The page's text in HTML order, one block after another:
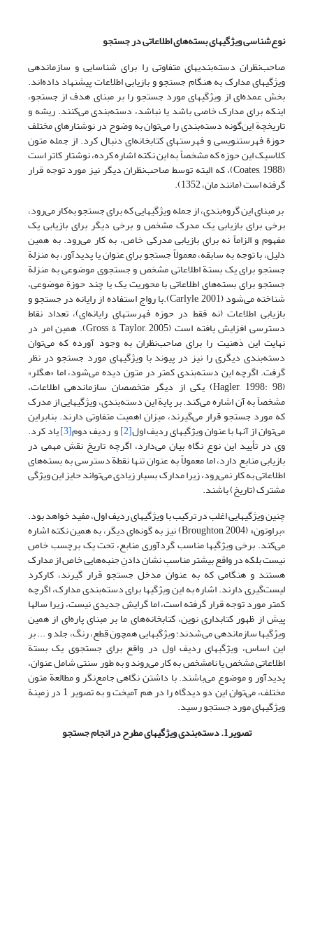
نوع‌شناسی ویژگیهای بسته‌های اطلاعاتی در جستجو
صاحب‌نظران دسته‌بندیهای متفاوتی را برای شناسایی و سازماندهی
ویژگیهای مدارک به هنگام جستجو و بازیابی اطلاعات پیشنهاد داده‌اند.
بخش عمده‌ای از ویژگیهای مورد جستجو را بر مبنای هدف از جستجو،
اینکه برای مدارک خاصی باشد یا نباشد، دسته‌بندی می‌کنند. ریشه و
تاریخچة این‌گونه دسته‌بندی را می‌توان به وضوح در نوشتارهای مختلف
حوزة فهرستنویسی و فهرستهای کتابخانه‌ای دنبال کرد. از جمله متون
کلاسیک این حوزه که مشخصاً به این نکته اشاره کرده، نوشتار کاتر است
(Coates, 1988)، که البته توسط صاحب‌نظران دیگر نیز مورد توجه قرار
گرفته است (مانند مان، 1352).
بر مبنای این گروه‌بندی، از جمله ویژگیهایی که برای جستجو به‌کار می‌رود،
برخی برای بازیابی یک مدرک مشخص و برخی دیگر برای بازیابی یک
مفهوم و الزاماً نه برای بازیابی مدرکی خاص، به کار می‌رود. به همین
دلیل، با توجه به سابقه، معمولاً جستجو برای عنوان یا پدیدآور، به منزلة
جستجو برای یک بستة اطلاعاتی مشخص و جستجوی موضوعی به منزلة
جستجو برای بسته‌های اطلاعاتی با محوریت یک یا چند حوزة موضوعی،
شناخته می‌شود (Carlyle, 2001).با رواج استفاده از رایانه در جستجو و
بازیابی اطلاعات (نه فقط در حوزه فهرستهای رایانه‌ای)، تعداد نقاط
دسترسی افزایش یافته است (Gross & Taylor, 2005). همین امر در
نهایت این ذهنیت را برای صاحب‌نظران به وجود آورده که می‌توان
دسته‌بندی دیگری را نیز در پیوند با ویژگیهای مورد جستجو در نظر
گرفت. اگرچه این دسته‌بندی کمتر در متون دیده می‌شود، اما «هگلر»
(Hagler, 1998: 98) یکی از دیگر متخصصان سازماندهی اطلاعات،
مشخصاً به آن اشاره می‌کند. بر پایة این دسته‌بندی، ویژگیهایی از مدرک
که مورد جستجو قرار می‌گیرند، میزان اهمیت متفاوتی دارند. بنابراین
می‌توان از آنها با عنوان ویژگیهای ردیف اول[2] و ردیف دوم[3] یاد کرد.
وی در تأیید این نوع نگاه بیان می‌دارد، اگرچه تاریخ نقش مهمی در
بازیابی منابع دارد، اما معمولاً به عنوان تنها نقطة دسترسی به بسته‌های
اطلاعاتی به کار نمی‌رود، زیرا مدارک بسیار زیادی می‌تواند حایز این ویژگی
مشترک (تاریخ) باشند.
چنین ویژگیهایی اغلب در ترکیب با ویژگیهای ردیف اول، مفید خواهد بود.
«براوتون» (Broughton, 2004) نیز به گونه‌ای دیگر، به همین نکته اشاره
می‌کند. برخی ویژگیها مناسب گردآوری منابع، تحت یک برچسب خاص
نیست بلکه در واقع بیشتر مناسبِ نشان دادنِ جنبه‌هایی خاص از مدارک
هستند و هنگامی که به عنوان مدخل جستجو قرار گیرند، کارکرد
لیست‌گیری دارند. اشاره به این ویژگیها برای دسته‌بندی مدارک، اگرچه
کمتر مورد توجه قرار گرفته است، اما گرایش جدیدی نیست، زیرا سالها
پیش از ظهور کتابداری نوین، کتابخانه‌های ما بر مبنای پاره‌ای از همین
ویژگیها سازماندهی می‌شدند؛ ویژگیهایی همچون قطع، رنگ، جلد و ... بر
این اساس، ویژگیهای ردیف اول در واقع برای جستجوی یک بستة
اطلاعاتی مشخص یا نامشخص به کار می‌روند و به طور سنتی شامل عنوان،
پدیدآور و موضوع می‌باشند. با داشتن نگاهی جامع‌نگر و مطالعة متون
مختلف، می‌توان این دو دیدگاه را در هم آمیخت و به تصویر 1 در زمینة
ویژگیهای مورد جستجو رسید.
تصویر1. دسته‌بندی ویژگیهای مطرح در انجام جستجو